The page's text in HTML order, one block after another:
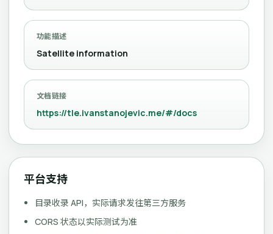
功能描述
Satellite information
文档链接
https://tle.ivanstanojevic.me/#/docs
平台支持
目录收录 API，实际请求发往第三方服务
CORS 状态以实际测试为准